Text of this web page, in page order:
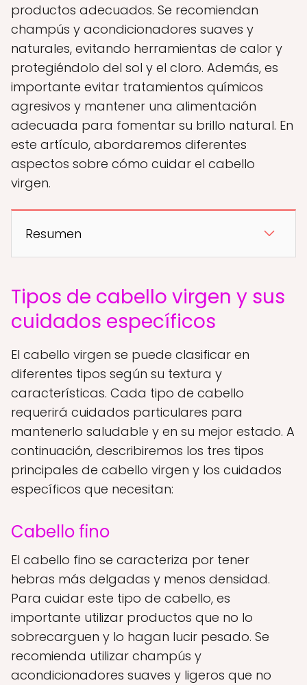
productos adecuados. Se recomiendan
champús y acondicionadores suaves y
naturales, evitando herramientas de calor y
protegiéndolo del sol y el cloro. Además, es
importante evitar tratamientos químicos
agresivos y mantener una alimentación
adecuada para fomentar su brillo natural. En
este artículo, abordaremos diferentes
aspectos sobre cómo cuidar el cabello
virgen.
Resumen
Tipos de cabello virgen y sus
cuidados específicos
El cabello virgen se puede clasificar en
diferentes tipos según su textura y
características. Cada tipo de cabello
requerirá cuidados particulares para
mantenerlo saludable y en su mejor estado. A
continuación, describiremos los tres tipos
principales de cabello virgen y los cuidados
específicos que necesitan:
Cabello fino
El cabello fino se caracteriza por tener
hebras más delgadas y menos densidad.
Para cuidar este tipo de cabello, es
importante utilizar productos que no lo
sobrecarguen y lo hagan lucir pesado. Se
recomienda utilizar champús y
acondicionadores suaves y ligeros que no